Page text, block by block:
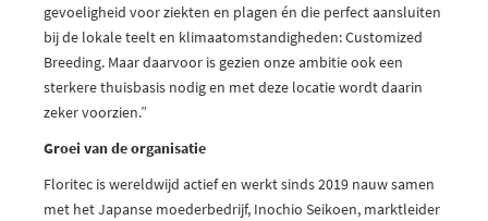
gevoeligheid voor ziekten en plagen én die perfect aansluiten
bij de lokale teelt en klimaatomstandigheden: Customized
Breeding. Maar daarvoor is gezien onze ambitie ook een
sterkere thuisbasis nodig en met deze locatie wordt daarin
zeker voorzien.”
Groei van de organisatie
Floritec is wereldwijd actief en werkt sinds 2019 nauw samen
met het Japanse moederbedrijf, Inochio Seikoen, marktleider